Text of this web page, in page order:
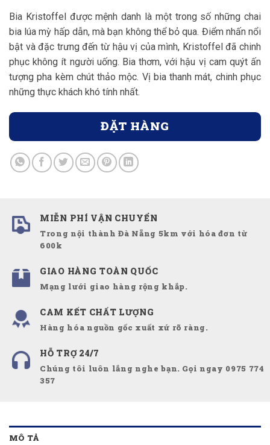
Bia Kristoffel được mệnh danh là một trong số những chai
bia lúa mỳ hấp dẫn, mà bạn không thể bỏ qua. Điểm nhấn nổi
bật và đặc trưng đến từ hậu vị của mình, Kristoffel đã chinh
phục không ít người uống. Bia thơm, với hậu vị cam quýt ấn
tượng pha kèm chút thảo mộc. Vị bia thanh mát, chinh phục
những thực khách khó tính nhất.
ĐẶT HÀNG
MIỄN PHÍ VẬN CHUYỂN
Trong nội thành Đà Nẵng 5km với hóa đơn từ
600k
GIAO HÀNG TOÀN QUỐC
Mạng lưới giao hàng rộng khắp.
CAM KẾT CHẤT LƯỢNG
Hàng hóa nguồn gốc xuất xứ rõ ràng.
HỖ TRỢ 24/7
Chúng tôi luôn lắng nghe bạn. Gọi ngay 0975 774
357
MÔ TẢ